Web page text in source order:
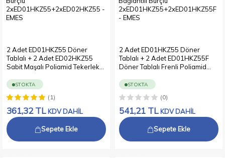
2 Adet ED01HKZ55 Döner
Tablalı + 2 Adet ED02HKZ55
Sabit Maşalı Poliamid Tekerlek
Sarı Maşalı Tabla Bağlantılı
Burçlu
2xED01HKZ55+2xED02HKZ55
STOKTA
(1)
361,32TL KDV DAHİL
Sepete Ekle
2 Adet ED01HKZ55 Döner
Tablalı + 2 Adet ED01HKZ55F
Döner Tablalı Frenli Poliamid
Tekerleği Sarı Maşalı Tabla
Bağlantılı Burçlu
2xED01HKZ55+2xED01HKZ55F
STOKTA
(0)
541,21 TL KDV DAHİL
Sepete Ekle